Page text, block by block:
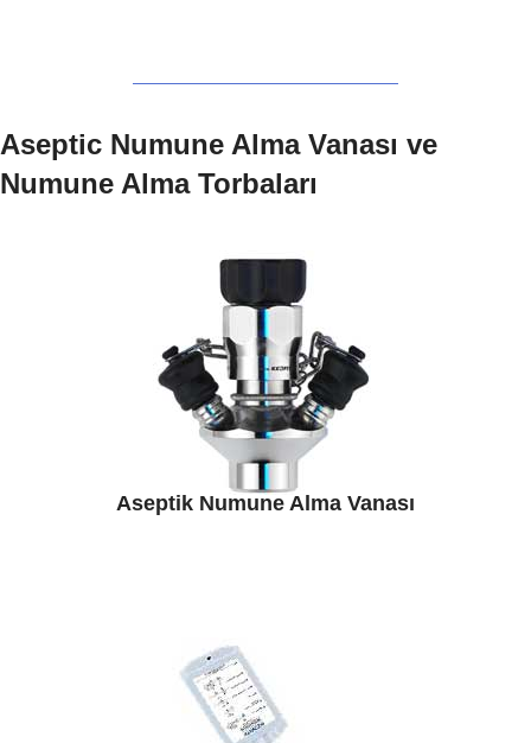
Aseptic Numune Alma Vanası ve
Numune Alma Torbaları
Aseptik Numune Alma Vanası